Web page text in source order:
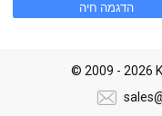
הדגמה חיה